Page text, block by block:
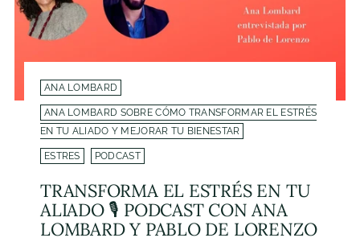
ANA LOMBARD
ANA LOMBARD SOBRE CÓMO TRANSFORMAR EL ESTRÉS
EN TU ALIADO Y MEJORAR TU BIENESTAR
ESTRES PODCAST
TRANSFORMA EL ESTRÉS EN TU
ALIADO 🎙️ PODCAST CON ANA
LOMBARD Y PABLO DE LORENZO